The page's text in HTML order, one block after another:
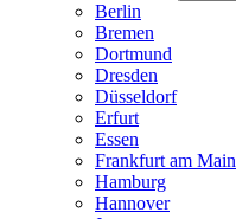
Berlin
Bremen
Dortmund
Dresden
Düsseldorf
Erfurt
Essen
Frankfurt am Main
Hamburg
Hannover